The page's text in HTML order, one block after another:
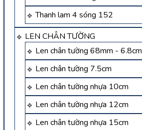
Thanh lam 4 sóng 152
LEN CHÂN TƯỜNG
Len chân tường 68mm - 6.8cm
Len chân tường 7.5cm
Len chân tường nhựa 10cm
Len chân tường nhựa 12cm
Len chân tường nhựa 15cm